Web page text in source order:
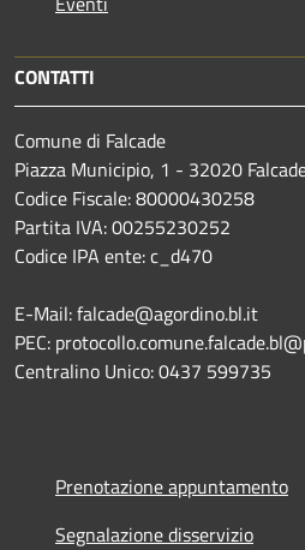
CONTATTI
Comune di Falcade
Piazza Municipio, 1 - 32020
Codice Fiscale: 80000430258
Partita IVA: 00255230252
Codice IPA ente: c_d470
E-Mail: falcade@agordino.bl.it
PEC:
Centralino Unico: 0437 599735
Prenotazione appuntamento
Segnalazione disservizio